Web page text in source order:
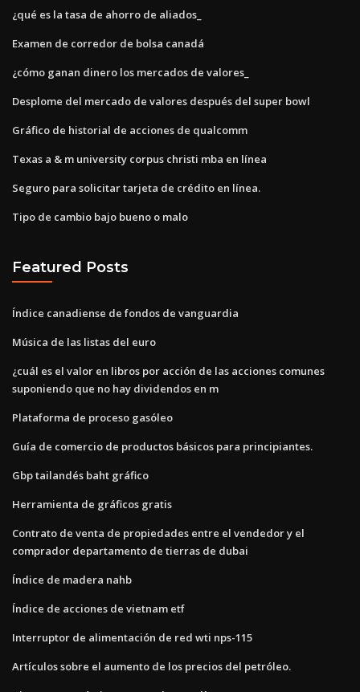
¿qué es la tasa de ahorro de aliados_
Examen de corredor de bolsa canadá
¿cómo ganan dinero los mercados de valores_
Desplome del mercado de valores después del super bowl
Gráfico de historial de acciones de qualcomm
Texas a & m university corpus christi mba en línea
Seguro para solicitar tarjeta de crédito en línea.
Tipo de cambio bajo bueno o malo
Featured Posts
Índice canadiense de fondos de vanguardia
Música de las listas del euro
¿cuál es el valor en libros por acción de las acciones comunes
suponiendo que no hay dividendos en m
Plataforma de proceso gasóleo
Guía de comercio de productos básicos para principiantes.
Gbp tailandés baht gráfico
Herramienta de gráficos gratis
Contrato de venta de propiedades entre el vendedor y el
comprador departamento de tierras de dubai
Índice de madera nahb
Índice de acciones de vietnam etf
Interruptor de alimentación de red wti nps-115
Artículos sobre el aumento de los precios del petróleo.